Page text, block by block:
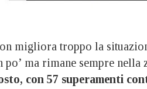
migliora troppo la
po’ ma rimane sempre nella
con 57 superamenti